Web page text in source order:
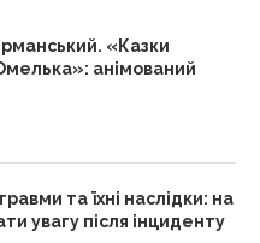
«Казки
анімований
та їхні наслідки: на
увагу після інциденту